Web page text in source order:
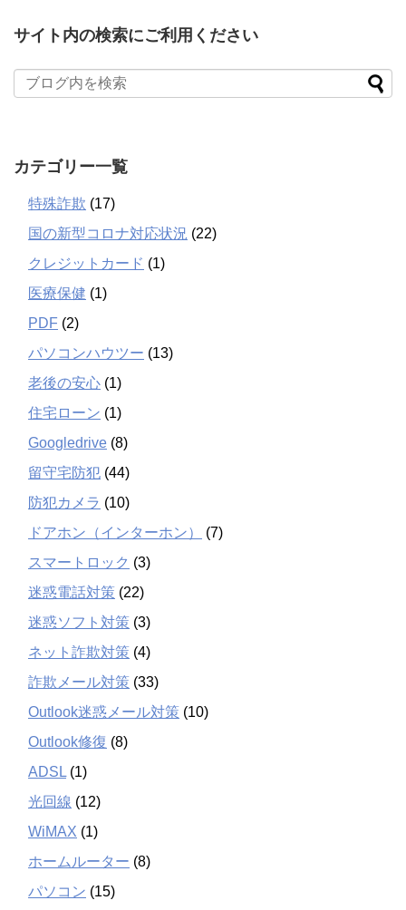
サイト内の検索にご利用ください
カテゴリー一覧
特殊詐欺 (17)
国の新型コロナ対応状況 (22)
クレジットカード (1)
医療保健 (1)
PDF (2)
パソコンハウツー (13)
老後の安心 (1)
住宅ローン (1)
Googledrive (8)
留守宅防犯 (44)
防犯カメラ (10)
ドアホン（インターホン）
(7)
スマートロック (3)
迷惑電話対策 (22)
迷惑ソフト対策 (3)
ネット詐欺対策 (4)
詐欺メール対策 (33)
Outlook迷惑メール対策 (10)
Outlook修復 (8)
ADSL(1)
光回線 (12)
WiMAX (1)
ホームルーター (8)
パソコン (15)